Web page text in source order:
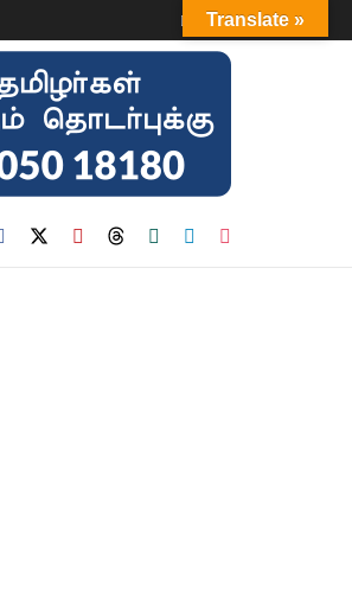
Login
Translate »